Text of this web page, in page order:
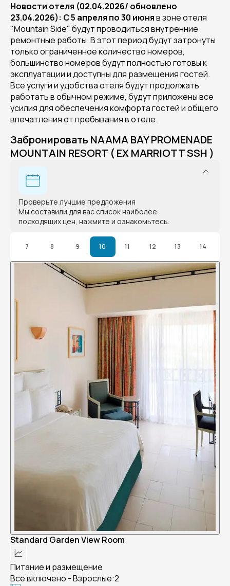
Новости отеля (02.04.2026/ обновлено
23.04.2026): C 5 апреля по 30 июняв зоне отеля
"Mountain Side" будут проводиться внутренние
ремонтные работы. В этот период будут затронуты
только ограниченное количество номеров,
большинство номеров будут полностью готовы к
эксплуатации и доступны для размещения гостей.
Все услуги и удобства отеля будут продолжать
работать в обычном режиме, будут приложены все
усилия для обеспечения комфорта гостей и общего
впечатления от пребывания в отеле.
Забронировать NAAMA BAY PROMENADE
MOUNTAIN RESORT ( EX MARRIOTT SSH )
Проверьте лучшие предложения
Мы составили для вас список наиболее
подходящих цен, нажмите и ознакомьтесь.
7 8 9 10 11 12 13 14
Standard Garden View Room
Питание и размещение
Все включено - Взрослые:2